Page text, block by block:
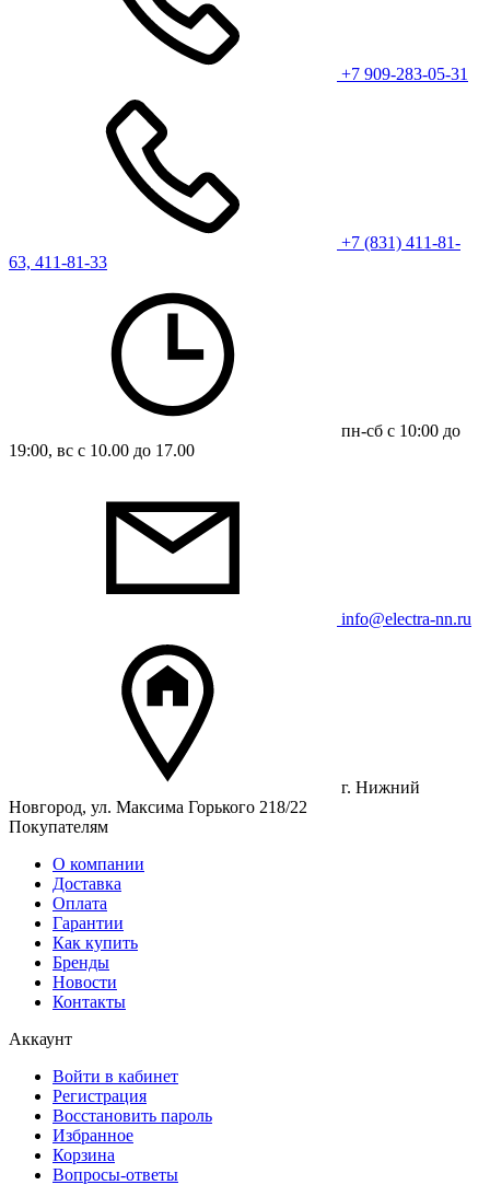
+7 909-283-05-31
+7 (831) 411-81-
63, 411-81-33
пн-сб с 10:00 до
19:00, вс с 10.00 до 17.00
info@electra-nn.ru
г. Нижний
Новгород, ул. Максима Горького 218/22
Покупателям
О компании
Доставка
Оплата
Гарантии
Как купить
Бренды
Новости
Контакты
Аккаунт
Войти в кабинет
Регистрация
Восстановить пароль
Избранное
Корзина
Вопросы-ответы